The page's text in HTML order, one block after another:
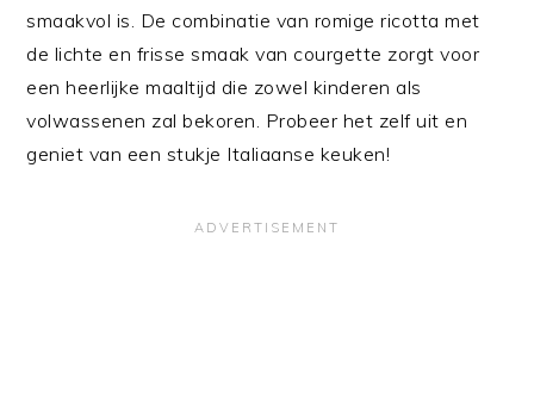
smaakvol is. De combinatie van romige ricotta met
de lichte en frisse smaak van courgette zorgt voor
een heerlijke maaltijd die zowel kinderen als
volwassenen zal bekoren. Probeer het zelf uit en
geniet van een stukje Italiaanse keuken!